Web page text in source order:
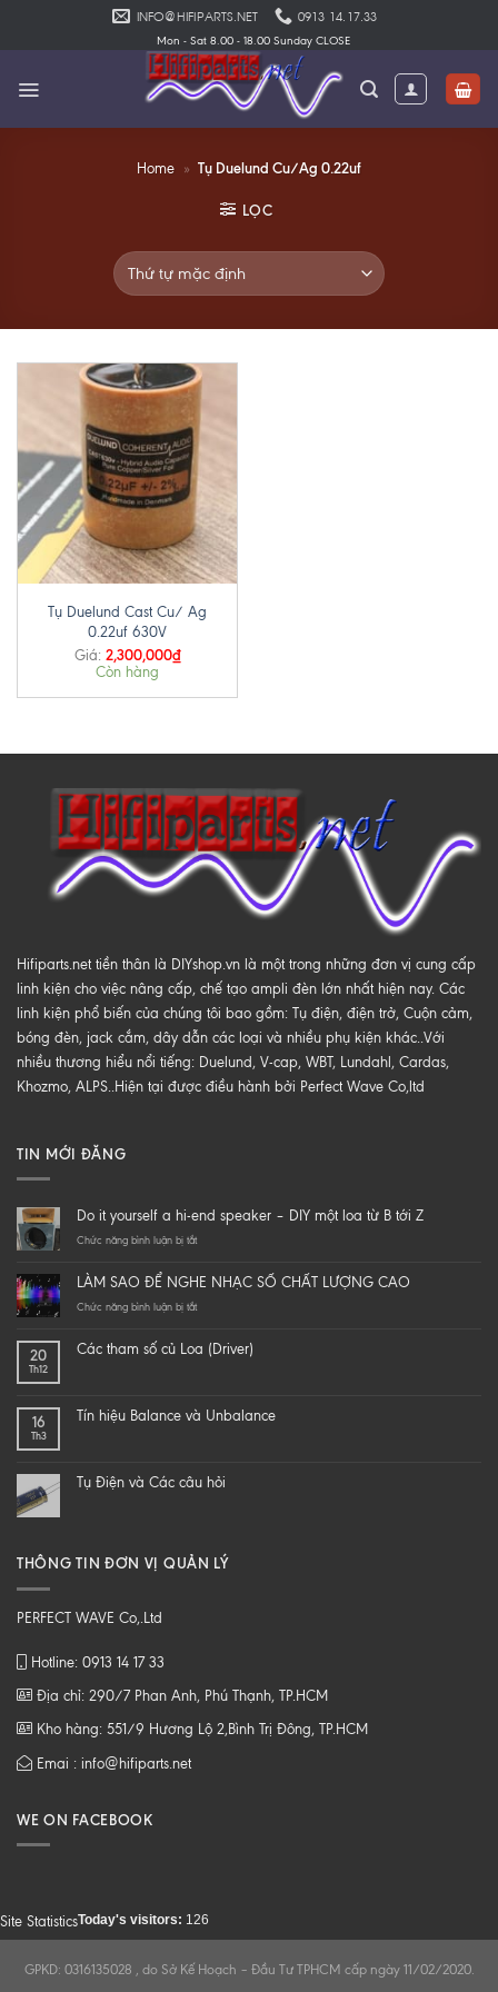
INFO@HIFIPARTS.NET 0913 14.17.33
Mon - Sat 8.00 - 18.00 Sunday CLOSE
Home » Tụ Duelund Cu/Ag 0.22uf
LỌC
Tụ Duelund Cast Cu/ Ag
0.22uf 630V
Giá: 2,300,000₫
Còn hàng
Hifiparts.net tiền thân là DIYshop.vn là một trong những đơn vị cung cấp
linh kiện cho việc nâng cấp, chế tạo ampli đèn lớn nhất hiện nay. Các
linh kiện phổ biến của chúng tôi bao gồm: Tụ điện, điện trở, Cuộn cảm,
bóng đèn, jack cắm, dây dẫn các loại và nhiều phụ kiện khác..Với
nhiều thương hiểu nổi tiếng: Duelund, V-cap, WBT, Lundahl, Cardas,
Khozmo, ALPS..Hiện tại được điều hành bởi Perfect Wave Co,ltd
TIN MỚI ĐĂNG
Do it yourself a hi-end speaker – DIY một loa từ B tới Z
Chức năng bình luận bị tắtở
yourself
a
speaker
loa
Z
LÀM SAO ĐỂ NGHE NHẠC SỐ CHẤT LƯỢNG CAO
Chức năng bình luận bị tắtở
ĐỂ
CHẤT
20
Th12
Các tham số củ Loa (Driver)
16
Th3
Tín hiệu Balance và Unbalance
Tụ Điện và Các câu hỏi
THÔNG TIN ĐƠN VỊ QUẢN LÝ
PERFECT WAVE Co,.Ltd
Hotline: 0913 14 17 33
Địa chỉ: 290/7 Phan Anh, Phú Thạnh, TP.HCM
Kho hàng: 551/9 Hương Lộ 2,Bình Trị Đông, TP.HCM
Emai : info@hifiparts.net
WE ON FACEBOOK
Site StatisticsToday's visitors: 126
GPKD: 0316135028 , do Sở Kế Hoạch – Đầu Tư TPHCM cấp ngày 11/02/2020.